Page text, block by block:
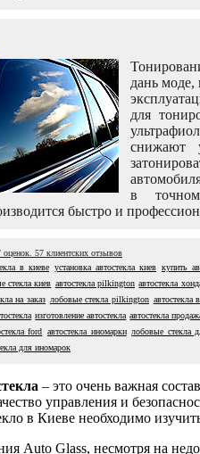
дань моде,
для
снижают
в
быстро и
оценок. 57 клиентских отзывов
в киеве установка автостекла киев купить
стекла киев автостекла pilkington автостекла
на заказ лобовые стекла pilkington автостекла
изготовление автостекла автостекла
ford автостекла иномарки лобовые стекла
для иномарок
– это очень важная
управления и
в Киеве необходимо
Auto Glass, несмотря на